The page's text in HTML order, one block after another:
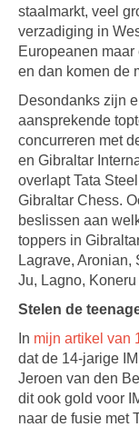
staalmarkt, veel
verzadiging in
Europeanen
en dan komen de
Desondanks zijn
aansprekende
concurreren met
en Gibraltar
overlapt Tata
Gibraltar Chess.
beslissen aan
toppers in
Lagrave, Aronian,
Ju, Lagno,
Stelen de
In mijn artikel van
dat de 14-jarige
Jeroen van den
dit ook gold voor
naar de fusie met